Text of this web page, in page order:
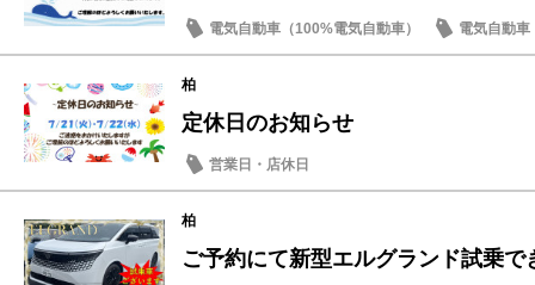
電気自動車（100%電気自動車） 電気自動車
柏
定休日のお知らせ
営業日・店休日
柏
ご予約にて新型エルグランド試乗で